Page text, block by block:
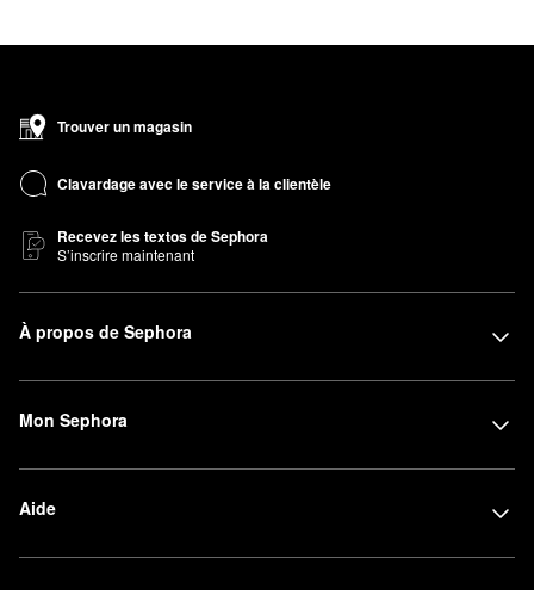
Trouver un magasin
Clavardage avec le service à la clientèle
Recevez les textos de Sephora
S’inscrire maintenant
À propos de Sephora
Mon Sephora
Aide